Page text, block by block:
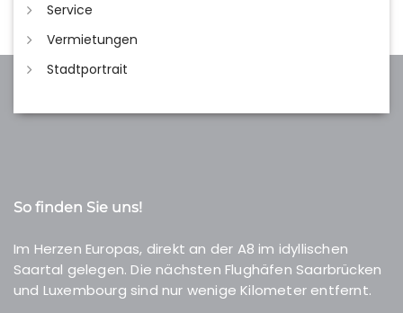
Service
Vermietungen
Stadtportrait
So finden Sie uns!
Im Herzen Europas, direkt an der A8 im idyllischen
Saartal gelegen. Die nächsten Flughäfen Saarbrücken
und Luxembourg sind nur wenige Kilometer entfernt.